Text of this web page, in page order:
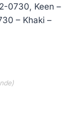
0730, Keen –
– Khaki –